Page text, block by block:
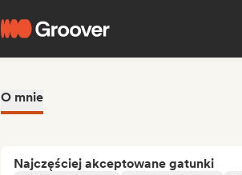
O mnie
Najczęściej akceptowane gatunki